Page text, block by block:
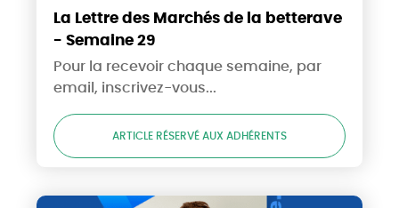
La Lettre des Marchés de la betterave
- Semaine 29
Pour la recevoir chaque semaine, par
email, inscrivez-vous...
ARTICLE RÉSERVÉ AUX ADHÉRENTS